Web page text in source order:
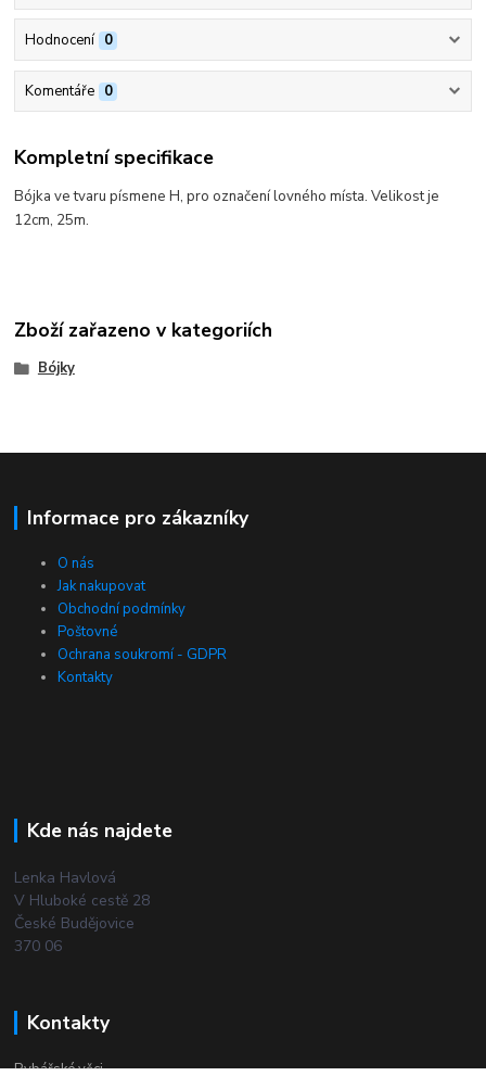
Hodnocení 0
Komentáře 0
Kompletní specifikace
Bójka ve tvaru písmene H, pro označení lovného místa. Velikost je
12cm, 25m.
Zboží zařazeno v kategoriích
Bójky
Informace pro zákazníky
O nás
Jak nakupovat
Obchodní podmínky
Poštovné
Ochrana soukromí - GDPR
Kontakty
Kde nás najdete
Lenka Havlová
V Hluboké cestě 28
České Budějovice
370 06
Kontakty
Rybářské věci